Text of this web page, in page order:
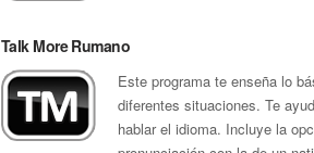
Talk More Rumano
Este programa te enseña lo
diferentes situaciones. Te
hablar el idioma. Incluye la